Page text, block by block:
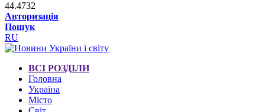
44.4732
Авторизація
Пошук
RU
ВСІ РОЗДІЛИ
Головна
Україна
Місто